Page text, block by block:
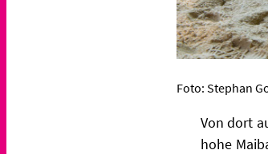
Foto: Stephan
Von dort
hohe